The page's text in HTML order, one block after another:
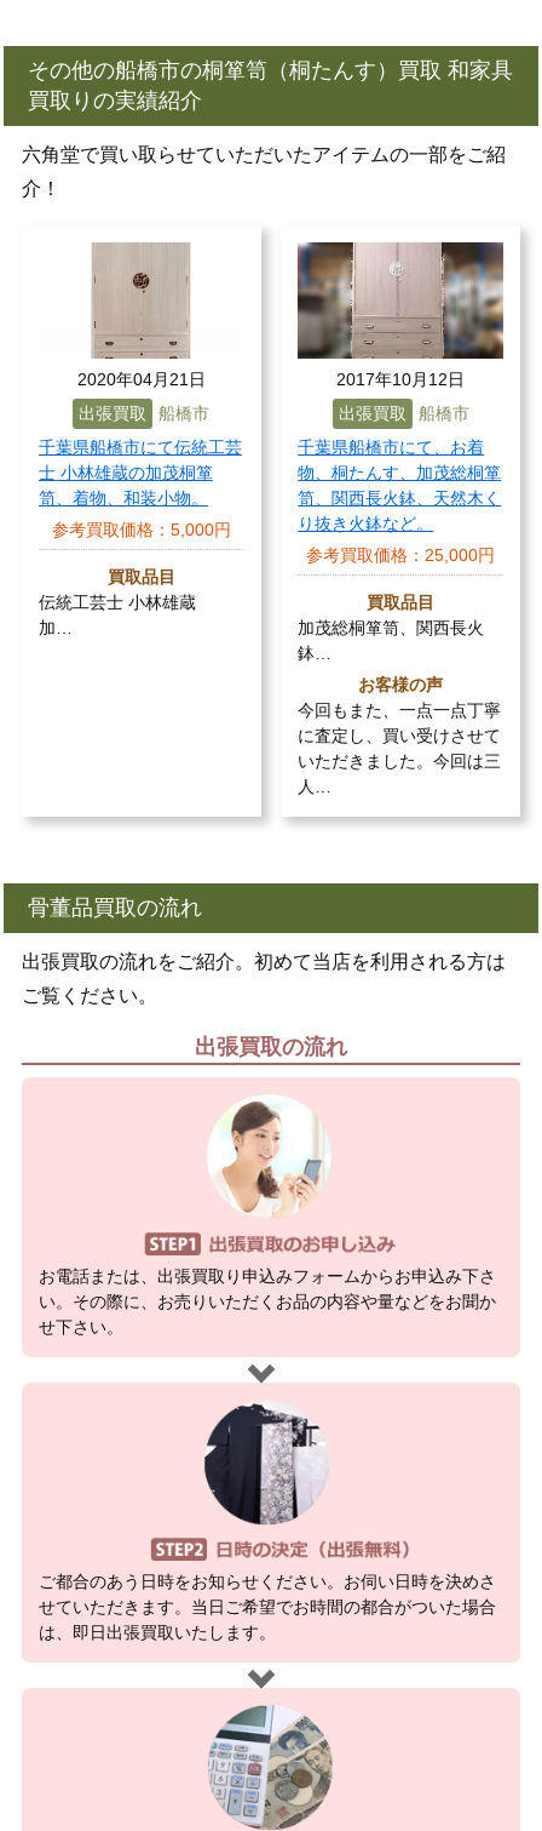
その他の船橋市の桐箪笥（桐たんす）買取 和家具
買取りの実績紹介
六角堂で買い取らせていただいたアイテムの一部をご紹
介！
2020年04月21日
出張買取
船橋市
千葉県船橋市にて伝統工芸
士 小林雄蔵の加茂桐箪
笥、着物、和装小物。
参考買取価格： 5,000円
買取品目
伝統工芸士 小林雄蔵
加…
2017年10月12日
出張買取
船橋市
千葉県船橋市にて、お着
物、桐たんす、加茂総桐箪
笥、関西長火鉢、天然木く
り抜き火鉢など。
参考買取価格： 25,000円
買取品目
加茂総桐箪笥、関西長火
鉢…
お客様の声
今回もまた、一点一点丁寧
に査定し、買い受けさせて
いただきました。今回は三
人…
骨董品買取の流れ
出張買取の流れをご紹介。初めて当店を利用される方は
ご覧ください。
出張買取の流れ
お電話または、出張買取り申込みフォームからお申込み下さ
い。その際に、お売りいただくお品の内容や量などをお聞か
せ下さい。
ご都合のあう日時をお知らせください。お伺い日時を決めさ
せていただきます。当日ご希望でお時間の都合がついた場合
は、即日出張買取いたします。